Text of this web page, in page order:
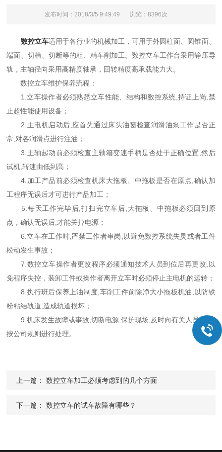
发布时间：2018/3/5 9:49:49 浏览：8396次
数控立车适用于各行业的机械加工，可用于外圆柱面、圆锥面、
端面、切槽、切断等的粗、精车削加工。数控立车工作台采用静压导
轨，主轴径向采用高精度轴承，回转精度高承载能力大。
数控立车维护保养流程：
1.立车操作者必须熟悉立车性能、结构和数控系统,持证上岗,禁
止超性能使用设备；
2.主电机启动后,应首先通过床头油窗检查润滑油泵工作是否正
常,对各润滑点进行注油；
3.主轴起动前必须检查主轴箱变速手柄是否处于正确位置,然后
试机,转速由低到高；
4.加工产品前必须检查机床大拖板、中拖板是否在原点,确认加
工程序无误后才可进行产品加工；
5.每天工作完毕后,打扫完立车后,大拖板、中拖板必须回到原
点，确认无误后,才能关掉电源；
6.立车在工作时,严禁工作者串岗,以避免数控系统失灵或者工件
松动发生事故；
7.数控立车操作者更改程序必须通知技术人员到位后再更改,以
免程序失控，装卸工件或操作者离开立车时必须停止主电机的运转；
8.执行班后保养上油制度,车削工件前除净大小拖板机油,以防铁
粉粘结轨道,造成轨道损坏；
9.机床发生故障或事故,切断电源,保护现场,及时向有关人员报告,
按公司规则进行处理。
上一篇：数控立车加工必须考虑到的几个方面
下一篇：数控立车的试车故障有哪些？